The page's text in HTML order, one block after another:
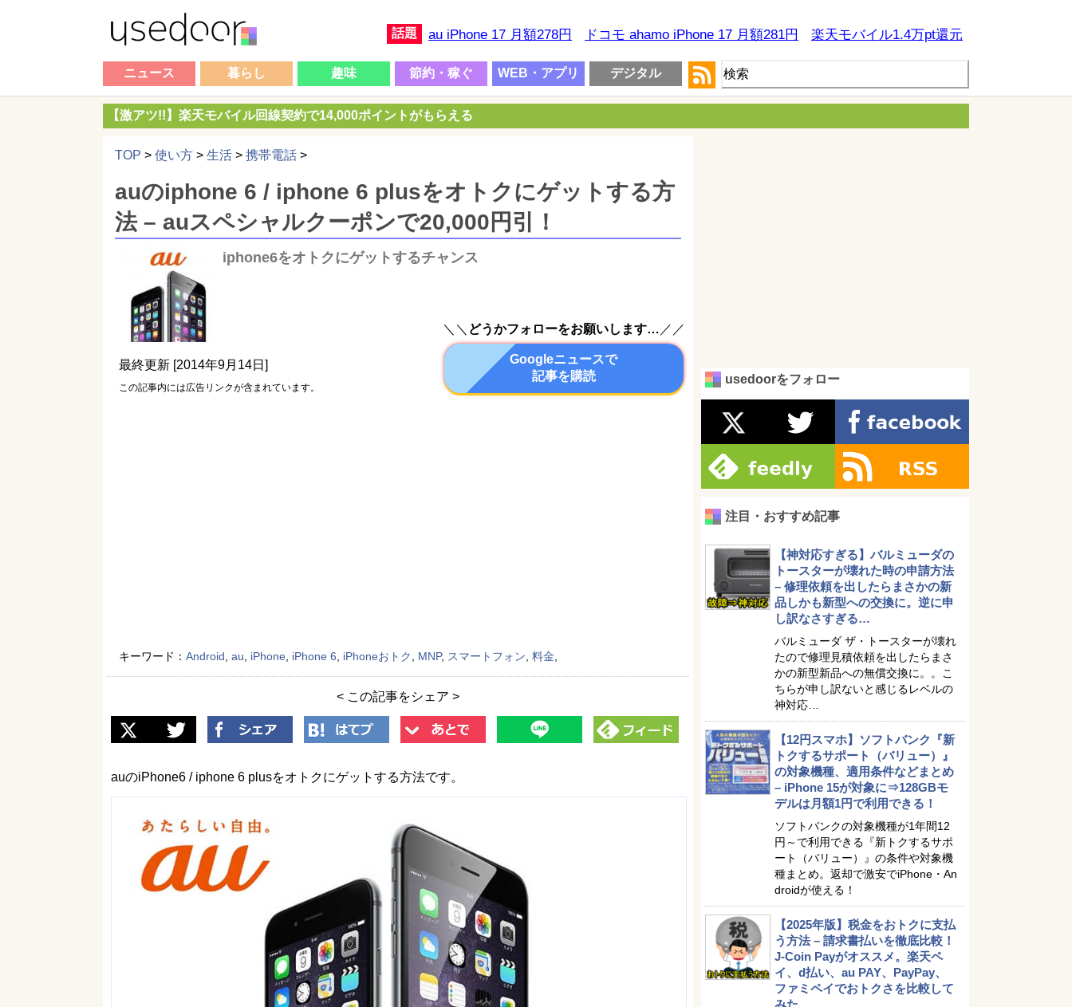
話題 au iPhone 17 月額278円 ドコモ ahamo iPhone 17 月額281円 楽天モバイル1.4万pt還元
ニュース 暮らし 趣味 節約・稼ぐ WEB・アプリ デジタル
【激アツ!!】楽天モバイル回線契約で14,000ポイントがもらえる
TOP > 使い方 > 生活 > 携帯電話 >
auのiphone 6 / iphone 6 plusをオトクにゲットする方
法 – auスペシャルクーポンで20,000円引！
iphone6をオトクにゲットするチャンス
最終更新 [2014年9月14日]
この記事内には広告リンクが含まれています。
＼＼ どうかフォローをお願いします… ／／
Googleニュースで
記事を購読
キーワード： Android au iPhone iPhone 6 iPhoneおトク MNP, スマートフォン 料金
< この記事をシェア >
auのiPhone6 / iphone 6 plusをオトクにゲットする方法です。
usedoorをフォロー
注目・おすすめ記事
【神対応すぎる】バルミューダの
トースターが壊れた時の申請方法
– 修理依頼を出したらまさかの新
品しかも新型への交換に。逆に申
し訳なさすぎる…
バルミューダ ザ・トースターが壊れ
たので修理見積依頼を出したらまさ
かの新型新品への無償交換に。。こ
ちらが申し訳ないと感じるレベルの
神対応…
【12円スマホ】ソフトバンク『新
トクするサポート（バリュー）』
の対象機種、適用条件などまとめ
– iPhone 15が対象に⇒128GBモ
デルは月額1円で利用できる！
ソフトバンクの対象機種が1年間12
円～で利用できる『新トクするサポ
ート（バリュー）』の条件や対象機
種まとめ。返却で激安でiPhone・An
droidが使える！
【2025年版】税金をおトクに支払
う方法 – 請求書払いを徹底比較！
J-Coin Payがオススメ。楽天ペ
イ、d払い、au PAY、PayPay、
ファミペイでおトクさを比較して
みた